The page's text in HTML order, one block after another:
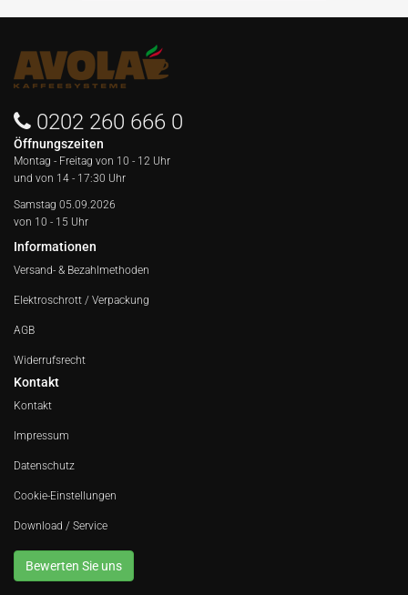
0202 260 666 0
Öffnungszeiten
Montag - Freitag von 10 - 12 Uhr
und von 14 - 17:30 Uhr
Samstag 05.09.2026
von 10 - 15 Uhr
Informationen
Versand- & Bezahlmethoden
Elektroschrott / Verpackung
AGB
Widerrufsrecht
Kontakt
Kontakt
Impressum
Datenschutz
Cookie-Einstellungen
Download / Service
Bewerten Sie uns